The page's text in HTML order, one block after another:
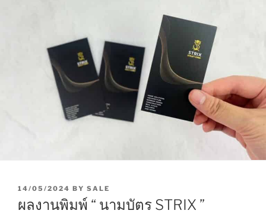
P
S
14/05/2024 BY SALE
ผลงานพิมพ์ “ นามบัตร STRIX ”